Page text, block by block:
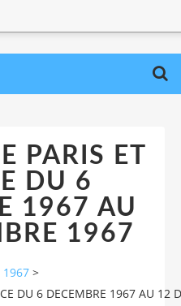
PARIS ET
DU 6
1967 AU
1967
1967 >
DU 6 DECEMBRE 1967 AU 12